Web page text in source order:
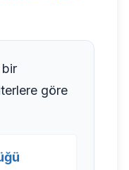
bir
göre